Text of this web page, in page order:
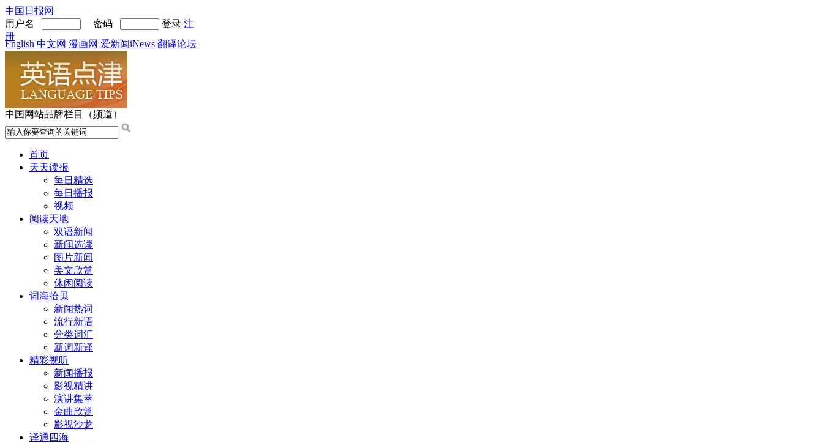
中国日报网
用户名
密码 登录 注
册
English 中文网 漫画网 爱新闻iNews 翻译论坛
中国网站品牌栏目（频道）
首页
天天读报
每日精选
每日播报
视频
阅读天地
双语新闻
新闻选读
图片新闻
美文欣赏
休闲阅读
词海拾贝
新闻热词
流行新语
分类词汇
新词新译
精彩视听
新闻播报
影视精讲
演讲集萃
金曲欣赏
影视沙龙
译通四海